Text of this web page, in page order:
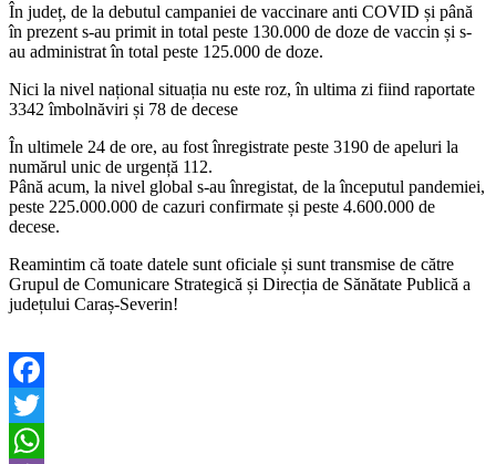
În județ, de la debutul campaniei de vaccinare anti COVID și până
în prezent s-au primit in total peste 130.000 de doze de vaccin și s-
au administrat în total peste 125.000 de doze.
Nici la nivel național situația nu este roz, în ultima zi fiind raportate
3342 îmbolnăviri și 78 de decese
În ultimele 24 de ore, au fost înregistrate peste 3190 de apeluri la
numărul unic de urgență 112.
Până acum, la nivel global s-au înregistat, de la începutul pandemiei,
peste 225.000.000 de cazuri confirmate și peste 4.600.000 de
decese.
Reamintim că toate datele sunt oficiale și sunt transmise de către
Grupul de Comunicare Strategică și Direcția de Sănătate Publică a
județului Caraș-Severin!
Facebook
Twitter